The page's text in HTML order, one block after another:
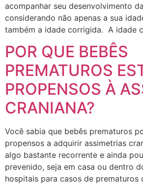
acompanhar seu desenvolvimento
considerando não apenas a sua
também a idade corrigida. A idade
POR QUE BEBÊS
PREMATUROS
PROPENSOS À
CRANIANA?
Você sabia que bebês prematuros
propensos a adquirir assimetrias
algo bastante recorrente e ainda
prevenido, seja em casa ou dentro
hospitais para casos de prematuros